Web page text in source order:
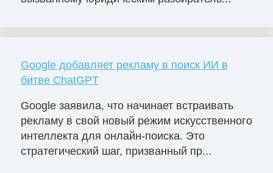
Google добавляет рекламу в поиск ИИ в
битве ChatGPT
Google заявила, что начинает встраивать
рекламу в свой новый режим искусственного
интеллекта для онлайн-поиска. Это
стратегический шаг, призванный пр...